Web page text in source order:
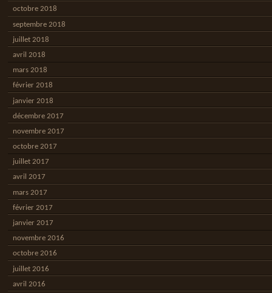
octobre 2018
septembre 2018
juillet 2018
avril 2018
mars 2018
février 2018
janvier 2018
décembre 2017
novembre 2017
octobre 2017
juillet 2017
avril 2017
mars 2017
février 2017
janvier 2017
novembre 2016
octobre 2016
juillet 2016
avril 2016